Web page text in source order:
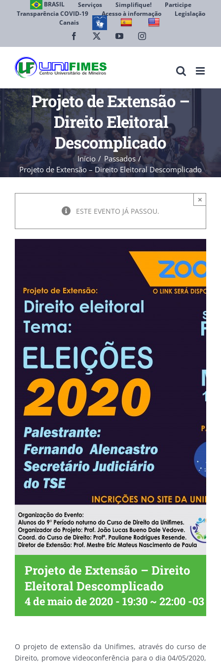
BRASIL Serviços Simplifique!
Participe
Transparência COVID-19
Acesso à informação
Legislação
Canais
Facebook YouTubeInstagram
Projeto de Extensão –
Direito Eleitoral
Descomplicado
Início
Passados
Projeto de Extensão – Direito Eleitoral Descomplicado
ESTE EVENTO JÁ PASSOU.
×
Projeto de Extensão – Direito
Eleitoral Descomplicado
4 de maio de 2020 - 19:30 ~ 22:00 -03
O projeto de extensão da Unifimes, através do curso de
Direito, promove videoconferência para o dia 04/05/2020,